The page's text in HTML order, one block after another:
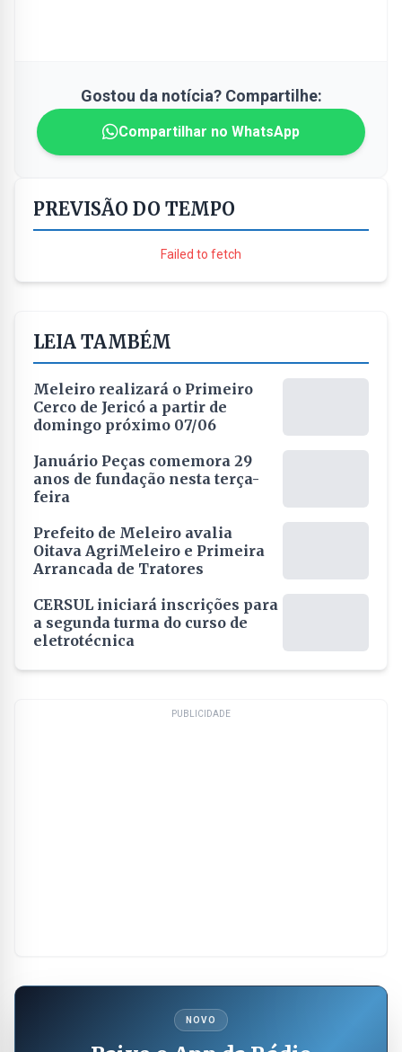
Gostou da notícia? Compartilhe:
Compartilhar no WhatsApp
PREVISÃO DO TEMPO
Failed to fetch
LEIA TAMBÉM
Meleiro realizará o Primeiro
Cerco de Jericó a partir de
domingo próximo 07/06
Januário Peças comemora 29
anos de fundação nesta terça-
feira
Prefeito de Meleiro avalia
Oitava AgriMeleiro e Primeira
Arrancada de Tratores
CERSUL iniciará inscrições para
a segunda turma do curso de
eletrotécnica
PUBLICIDADE
NOVO